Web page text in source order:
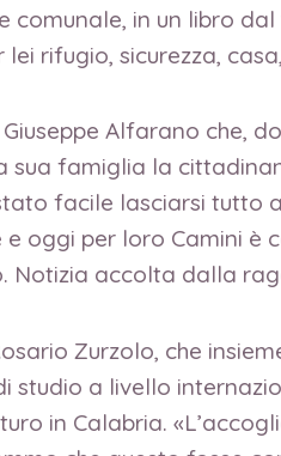
comunale, in un libro
rifugio, sicurezza,
Alfarano che,
sua famiglia la
facile lasciarsi tutto
oggi per loro Camini è
accolta dalla
Zurzolo, che
studio a livello
in Calabria.